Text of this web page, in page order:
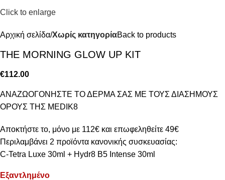
Click to enlarge
Αρχική σελίδα Χωρίς κατηγορίαBack to products
ΤΗΕ MORNING GLOW UP KIT
€112.00
ΑΝΑΖΩΟΓΟΝΗΣΤΕ ΤΟ ΔΕΡΜΑ ΣΑΣ ΜΕ ΤΟΥΣ ΔΙΑΣΗΜΟΥΣ
ΟΡΟΥΣ ΤΗΣ MEDIK8
Αποκτήστε το, μόνο με 112€ και επωφεληθείτε 49€
Περιλαμβάνει 2 προϊόντα κανονικής συσκευασίας:
C-Tetra Luxe 30ml + Hydr8 B5 Intense 30ml
Εξαντλημένο